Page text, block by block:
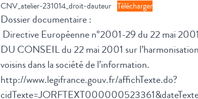
CNV_atelier-231014_droit-dauteur Télécharger
Dossier documentaire :
Directive Européenne n°2001-29 du 22 mai
DU CONSEIL du 22 mai 2001 sur
voisins dans la société de l’information.
http://www.legifrance.gouv.fr/affichTexte.do?